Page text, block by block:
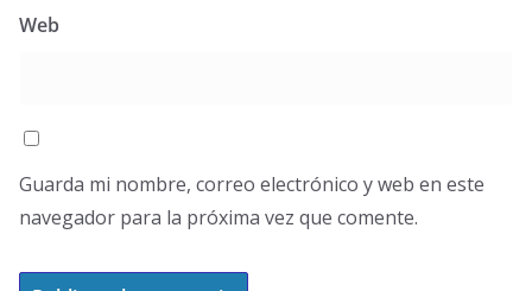
Web
Guarda mi nombre, correo electrónico y web en este
navegador para la próxima vez que comente.